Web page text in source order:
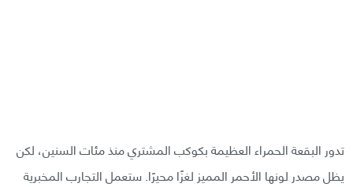
تدور البقعة الحمراء العظيمة بكوكب المشتري منذ مئات السنين، لكن
يظل مصدر لونها الأحمر المميز لغزًا محيرًا.‏ ستعمل التجارب المخبرية